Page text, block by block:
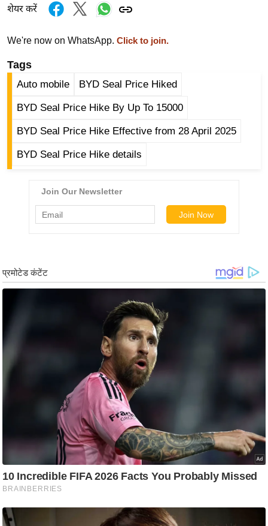
हॉ
वु
फि
ल्म
स
क्षा
B
N
इ
टे
लॉ
जी
ब्यू
टी
शेयर करें
We're now on WhatsApp. Click to join.
Tags
Auto mobile BYD Seal Price Hiked
BYD Seal Price Hike By Up To 15000
BYD Seal Price Hike Effective from 28 April 2025
BYD Seal Price Hike details